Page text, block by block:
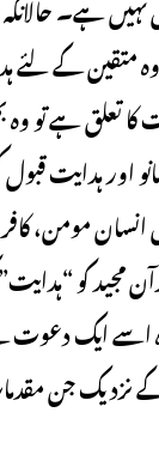
متقین کے
تعلق ہے تو
اور ہدایت
مومن، کافر
مجید کو
اسے ایک دعوت
نزدیک جن